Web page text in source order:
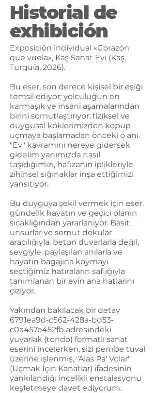
Historial de
exhibición
Exposición individual «Corazón
que vuela», Kaş Sanat Evi (Kaş,
Turquía, 2026).
Bu eser, son derece kişisel bir eşiği
temsil ediyor; yolculuğun en
karmaşık ve insani aşamalarından
birini somutlaştırıyor: fiziksel ve
duygusal köklerimizden kopup
uçmaya başlamadan önceki o anı.
"Ev" kavramını nereye gidersek
gidelim yanımızda nasıl
taşıdığımızı, hafızanın iplikleriyle
zihinsel sığınaklar inşa ettiğimizi
yansıtıyor.
Bu duyguya şekil vermek için eser,
gündelik hayatın ve geçici olanın
sıcaklığından yararlanıyor. Basit
unsurlar ve somut dokular
aracılığıyla, beton duvarlarla değil,
sevgiyle, paylaşılan anılarla ve
hayatın bagajına koymayı
seçtiğimiz hatıraların saflığıyla
tanımlanan bir evin ana hatlarını
çiziyor.
Yakından bakılacak bir detay
6791ea9d-c562-428a-bd53-
c0a457e452fb adresindeki
yuvarlak (tondo) formatlı sanat
eserini incelerken, sizi pembe tuval
üzerine işlenmiş, "Alas Pa' Volar"
(Uçmak İçin Kanatlar) ifadesinin
yankılandığı incelikli enstalasyonu
keşfetmeye davet ediyorum.